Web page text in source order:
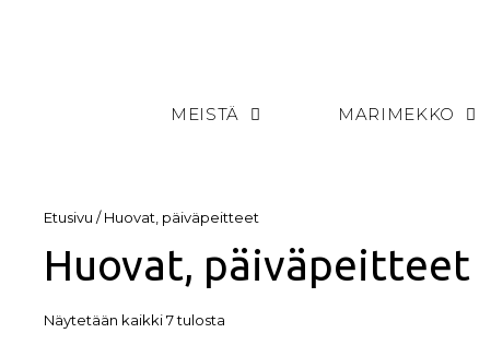
MEISTÄ MARIMEKKO
Etusivu / Huovat, päiväpeitteet
Huovat, päiväpeitteet
Näytetään kaikki 7 tulosta